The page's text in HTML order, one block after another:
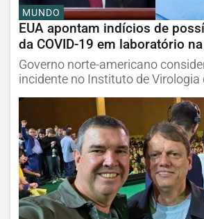
MUNDO
EUA apontam indícios de
da COVID-19 em laboratório
Governo norte-americano
incidente no Instituto de Virologia